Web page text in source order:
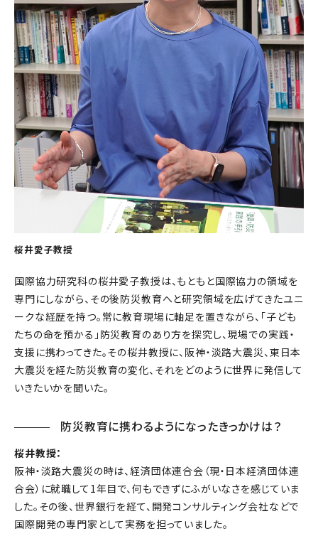
桜井愛子教授
国際協力研究科の桜井愛子教授は、もともと国際協力の領域を
専門にしながら、その後防災教育へと研究領域を広げてきたユニ
ークな経歴を持つ。常に教育現場に軸足を置きながら、「子ども
たちの命を預かる」防災教育のあり方を探究し、現場での実践・
支援に携わってきた。その桜井教授に、阪神・淡路大震災、東日本
大震災を経た防災教育の変化、それをどのように世界に発信して
いきたいかを聞いた。
防災教育に携わるようになったきっかけは？
桜井教授：
阪神・淡路大震災の時は、経済団体連合会（現・日本経済団体連
合会）に就職して1年目で、何もできずにふがいなさを感じていま
した。その後、世界銀行を経て、開発コンサルティング会社などで
国際開発の専門家として実務を担っていました。